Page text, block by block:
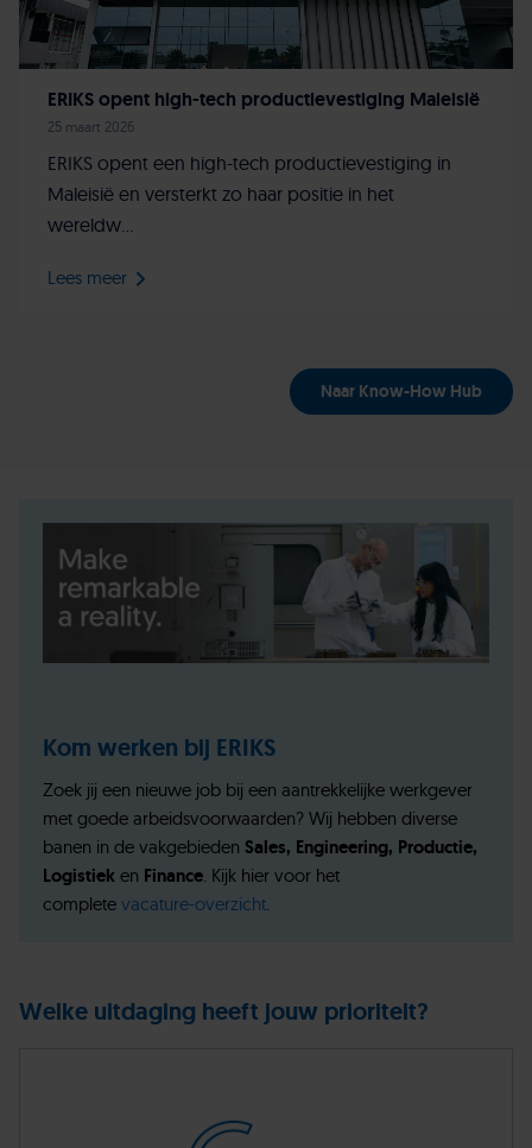
ERIKS opent high-tech productievestiging Maleisië
25 maart 2026
ERIKS opent een high-tech productievestiging in
Maleisië en versterkt zo haar positie in het
wereldw...
Lees meer
Naar Know-How Hub
Kom werken bij ERIKS
Zoek jij een nieuwe job bij een aantrekkelijke werkgever
met goede arbeidsvoorwaarden? Wij hebben diverse
banen in de vakgebieden Sales, Engineering, Productie,
Logistiek en Finance . Kijk hier voor het
complete vacature-overzicht
Welke uitdaging heeft jouw prioriteit?